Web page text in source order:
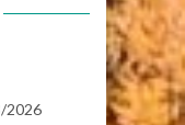
2026